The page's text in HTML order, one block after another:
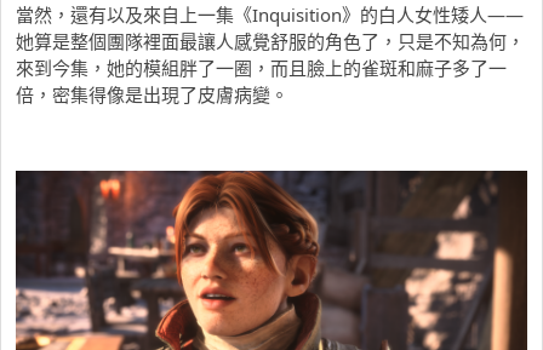
當然，還有以及來自上一集《Inquisition》的白人女性矮人——
她算是整個團隊裡面最讓人感覺舒服的角色了，只是不知為何，
來到今集，她的模組胖了一圈，而且臉上的雀斑和麻子多了一
倍，密集得像是出現了皮膚病變。